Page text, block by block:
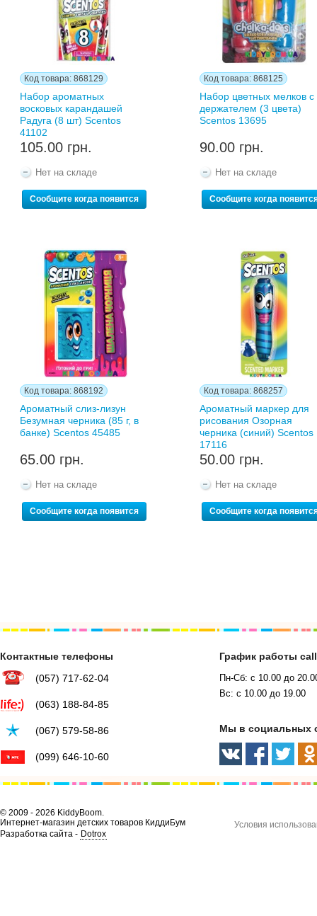
Код товара: 868129
Набор ароматных
восковых карандашей
Радуга (8 шт) Scentos
41102
105.00 грн.
Нет на складе
Сообщите когда появится
Код товара: 868125
Набор цветных мелков с
держателем (3 цвета)
Scentos 13695
90.00 грн.
Нет на складе
Сообщите когда
Код товара: 868192
Ароматный слиз-лизун
Безумная черника (85 г, в
банке) Scentos 45485
65.00 грн.
Нет на складе
Сообщите когда появится
Код товара: 868257
Ароматный маркер для
рисования Озорная
черника (синий) Scentos
17116
50.00 грн.
Нет на складе
Сообщите когда
Контактные телефоны
(057) 717-62-04
(063) 188-84-85
(067) 579-58-86
(099) 646-10-60
График работы
Пн-Сб: с 10.00 до
Вс: с 10.00 до 19.00
Мы в социальных
© 2009 - 2026 KiddyBoom.
Интернет-магазин детских товаров КиддиБум
Разработка сайта - Dotrox
Условия